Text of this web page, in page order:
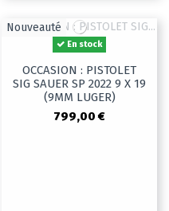
Nouveauté
En stock
OCCASION : PISTOLET
SIG SAUER SP 2022 9 X 19
(9MM LUGER)
799,00 €